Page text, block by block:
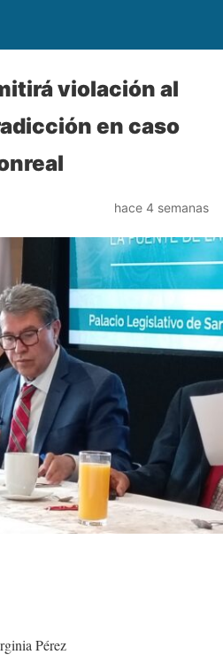
violación al
en caso
hace 4 semanas
Pérez